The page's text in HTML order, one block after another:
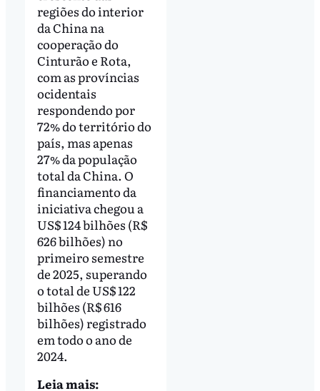
regiões do interior
da China na
cooperação do
Cinturão e Rota,
com as províncias
ocidentais
respondendo por
72% do território do
país, mas apenas
27% da população
total da China. O
financiamento da
iniciativa chegou a
US$ 124 bilhões (R$
626 bilhões) no
primeiro semestre
de 2025, superando
o total de US$ 122
bilhões (R$ 616
bilhões) registrado
em todo o ano de
2024.
Leia mais: